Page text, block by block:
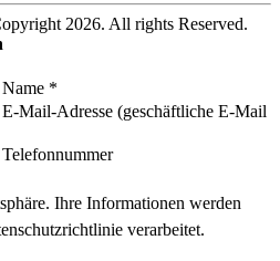
2026. All rights Reserved.
Name *
E-Mail-Adresse (geschäftliche E-Mail
Telefonnummer
Ihre Informationen werden
verarbeitet.